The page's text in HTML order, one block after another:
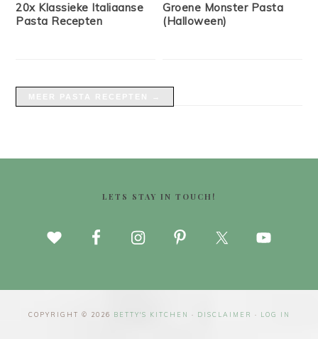
20x Klassieke Italiaanse
Pasta Recepten
Groene Monster Pasta
(Halloween)
LETS STAY IN TOUCH!
COPYRIGHT © 2026 BETTY'S KITCHEN · DISCLAIMER · LOG IN